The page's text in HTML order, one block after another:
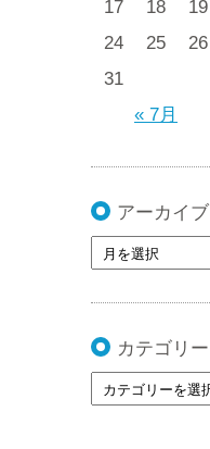
« 7月
17
18 19
24
25 26
31
アーカイブ
カテゴリー